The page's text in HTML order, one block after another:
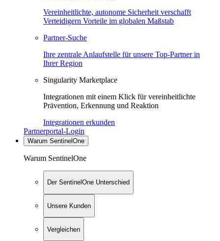
Vereinheitlichte, autonome Sicherheit verschafft
Verteidigern Vorteile im globalen Maßstab
Partner-Suche
Ihre zentrale Anlaufstelle für unsere Top-Partner in
Ihrer Region
Singularity Marketplace
Integrationen mit einem Klick für vereinheitlichte
Prävention, Erkennung und Reaktion
Integrationen erkunden
Partnerportal-Login
Warum SentinelOne
Warum SentinelOne
Der SentinelOne Unterschied
Unsere Kunden
Vergleichen